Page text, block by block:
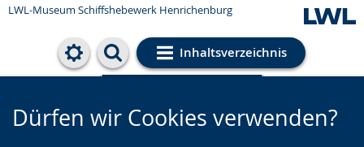
LWL-Museum Schiffshebewerk Henrichenburg
Inhaltsverzeichnis
Cookie-Einstellungen
Dürfen wir Cookies verwenden?